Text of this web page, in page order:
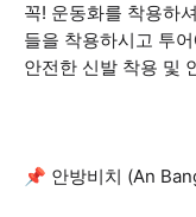
꼭! 운동화를 착용하
들을 착용하시고 투
안전한 신발 착용 및
📌 안방비치 (An